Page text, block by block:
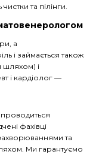
та пілінги.
а
і займається також
шляхом) і
і кардіолог —
проводиться
фахівці
та
Ми гарантуємо